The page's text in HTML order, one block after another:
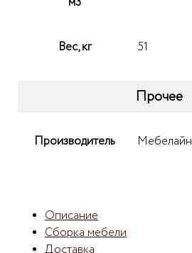
Вес, кг 51
Прочее
Производитель Мебелайн
Описание
Сборка мебели
Доставка